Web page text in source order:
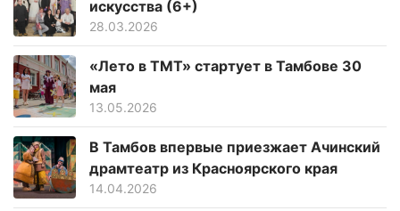
искусства (6+)
28.03.2026
«Лето в ТМТ» стартует в Тамбове 30
мая
13.05.2026
В Тамбов впервые приезжает Ачинский
драмтеатр из Красноярского края
14.04.2026